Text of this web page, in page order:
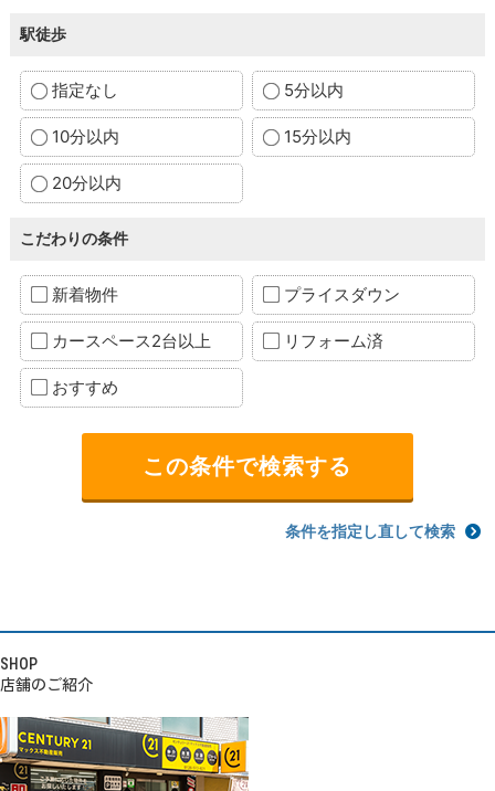
駅徒歩
指定なし 5分以内
10分以内 15分以内
20分以内
こだわりの条件
新着物件 プライスダウン
カースペース2台以上 リフォーム済
おすすめ
条件を指定し直して検索
SHOP
店舗のご紹介